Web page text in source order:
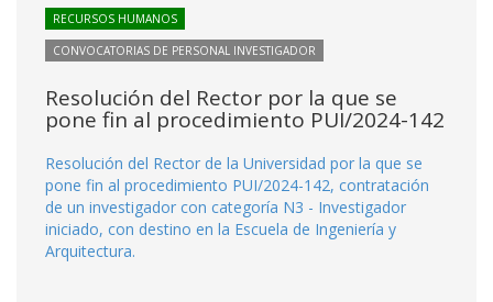
RECURSOS HUMANOS
CONVOCATORIAS DE PERSONAL INVESTIGADOR
Resolución del Rector por la que se
pone fin al procedimiento PUI/2024-142
Resolución del Rector de la Universidad por la que se
pone fin al procedimiento PUI/2024-142, contratación
de un investigador con categoría N3 - Investigador
iniciado, con destino en la Escuela de Ingeniería y
Arquitectura.